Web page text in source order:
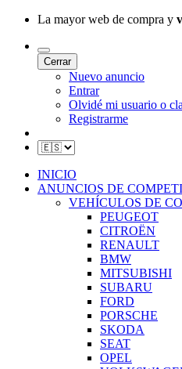
La mayor web de compra y
Cerrar
Nuevo anuncio
Entrar
Olvidé mi usuario o
Registrarme
INICIO
ANUNCIOS DE
VEHÍCULOS DE
PEUGEOT
CITROËN
RENAULT
BMW
MITSUBISHI
SUBARU
FORD
PORSCHE
SKODA
SEAT
OPEL